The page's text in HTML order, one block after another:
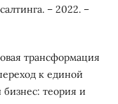
– 2022. –
трансформация
к единой
теория и